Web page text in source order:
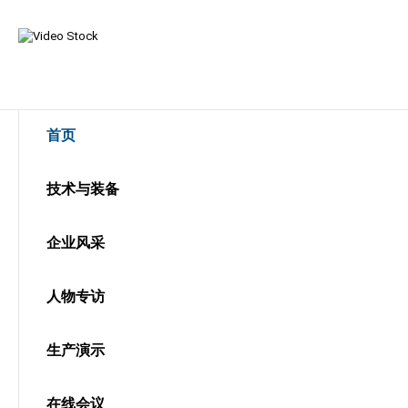
首页
技术与装备
企业风采
人物专访
生产演示
在线会议